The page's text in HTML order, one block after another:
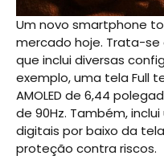
Um novo smartphone
mercado hoje. Trata-se
que inclui diversas
exemplo, uma tela Full
AMOLED de 6,44
de 90Hz. Também,
digitais por baixo da
proteção contra riscos.